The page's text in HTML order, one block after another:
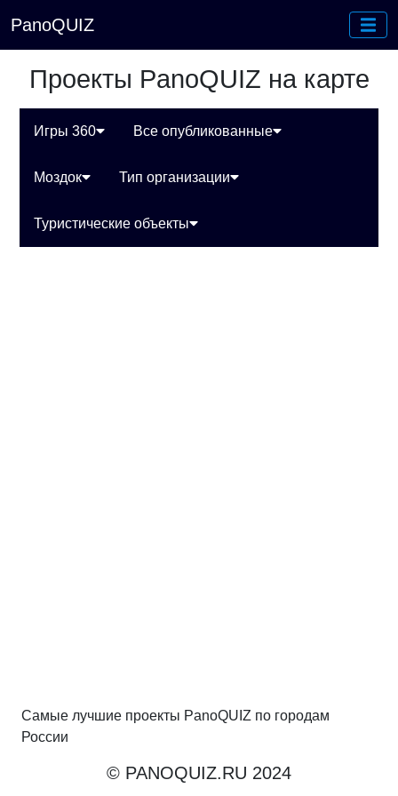
PanoQUIZ
Проекты PanoQUIZ на карте
Игры 360 Все опубликованные
Моздок Тип организации
Туристические объекты
Самые лучшие проекты PanoQUIZ по городам
России
© PANOQUIZ.RU 2024